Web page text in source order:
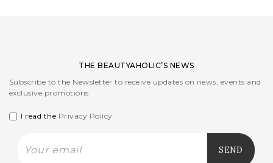
THE BEAUTYAHOLIC’S NEWS
Subscribe to the Newsletter to receive updates on news, events and
exclusive promotions
I read the Privacy Policy